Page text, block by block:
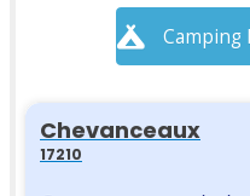
Camping